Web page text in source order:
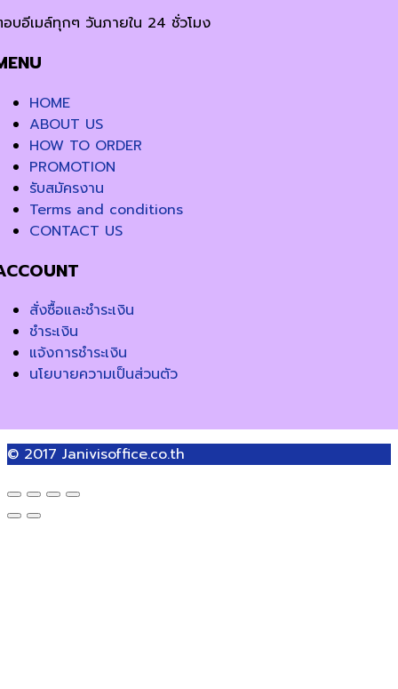
บอีเมล์ทุกๆ วันภายใน 24 ชั่วโมง
HOME
ABOUT US
HOW TO ORDER
PROMOTION
รับสมัครงาน
Terms and conditions
CONTACT US
สั่งซื้อและชำระเงิน
ชำระเงิน
แจ้งการชำระเงิน
นโยบายความเป็นส่วนตัว
© 2017 Janivisoffice.co.th